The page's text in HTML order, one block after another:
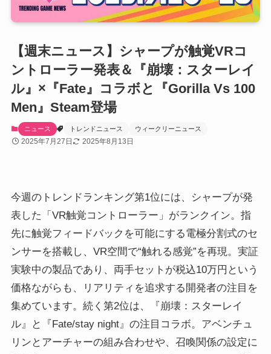
【週末ニュース】シャープが触覚VRコ
ントローラー発表＆『崩壊：スターレイ
ル』×『Fate』コラボと『Gorilla Vs 100
Men』Steam登場
ニュース トレンドニュース ウィークリーニュース
2025年7月27日 2025年8月13日
今週のトレンドランキング第1位には、シャープが発
表した「VR触覚コントローラー」がランクイン。指
先に触覚フィードバックを可能にする電極分割式のセ
ンサーを搭載し、VR空間で“触れる感覚”を再現。実証
実験中の製品であり、両手セットが税込10万円という
価格ながらも、リアリティを追求する開発者の注目を
集めています。続く第2位は、『崩壊：スターレイ
ル』と『Fate/stay night』の注目コラボ。アベンチュ
リンとアーチャーの組み合わせや、召喚関係の設定に